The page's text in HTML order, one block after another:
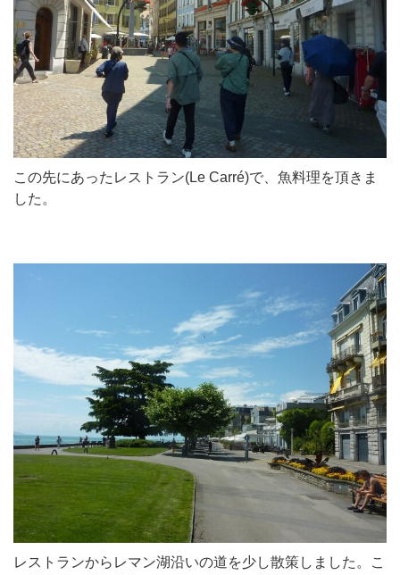
この先にあったレストラン(Le Carré)で、魚料理を頂きま
した。
レストランからレマン湖沿いの道を少し散策しました。こ